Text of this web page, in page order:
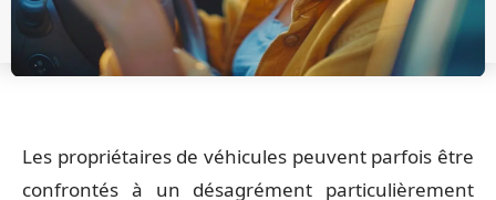
Les propriétaires de véhicules peuvent parfois être
confrontés à un désagrément particulièrement